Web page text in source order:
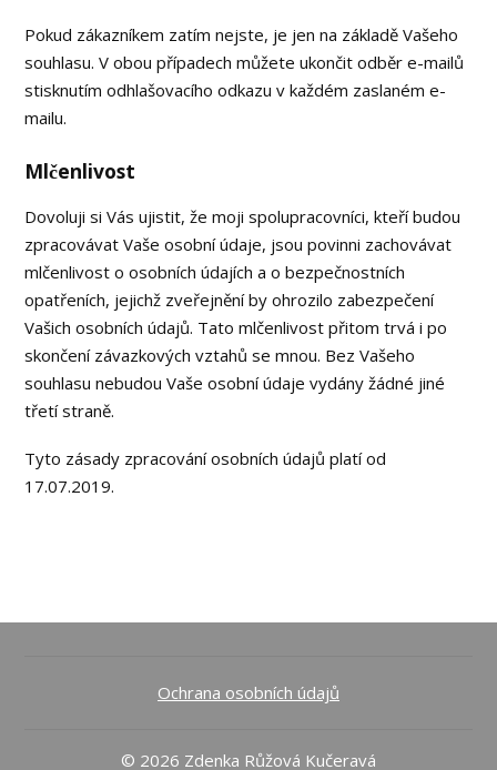
Pokud zákazníkem zatím nejste, je jen na základě Vašeho
souhlasu. V obou případech můžete ukončit odběr e-mailů
stisknutím odhlašovacího odkazu v každém zaslaném e-
mailu.
Mlčenlivost
Dovoluji si Vás ujistit, že moji spolupracovníci, kteří budou
zpracovávat Vaše osobní údaje, jsou povinni zachovávat
mlčenlivost o osobních údajích a o bezpečnostních
opatřeních, jejichž zveřejnění by ohrozilo zabezpečení
Vašich osobních údajů. Tato mlčenlivost přitom trvá i po
skončení závazkových vztahů se mnou. Bez Vašeho
souhlasu nebudou Vaše osobní údaje vydány žádné jiné
třetí straně.
Tyto zásady zpracování osobních údajů platí od
17.07.2019.
Ochrana osobních údajů
© 2026 Zdenka Růžová Kučeravá